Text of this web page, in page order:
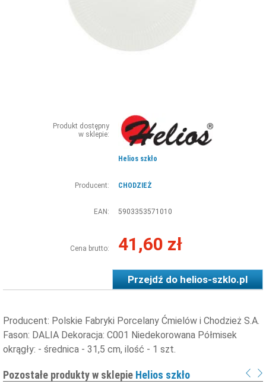
Produkt dostępny
w sklepie:
Helios szkło
Producent: CHODZIEŻ
EAN: 5903353571010
Cena brutto: 41,60 zł
Przejdź dohelios-szklo.pl
Producent: Polskie Fabryki Porcelany Ćmielów i Chodzież S.A.
Fason: DALIA Dekoracja: C001 Niedekorowana Półmisek
okrągły: - średnica - 31,5 cm, ilość - 1 szt.
Pozostałe produkty w sklepie Helios szkło